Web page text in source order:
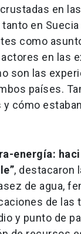
en
en
como
en las
son las
países.
cómo
energía:
, destacaron
de agua,
de las
y punto de